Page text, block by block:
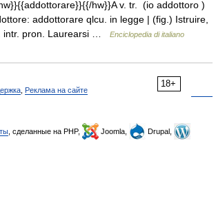
hw}}A v. tr. (io addottoro )
addottorare qlcu. in legge | (fig.) Istruire,
intr. pron. Laurearsi …
Enciclopedia di italiano
18+
Реклама на сайте
, сделанные на PHP, Joomla,
Drupal,